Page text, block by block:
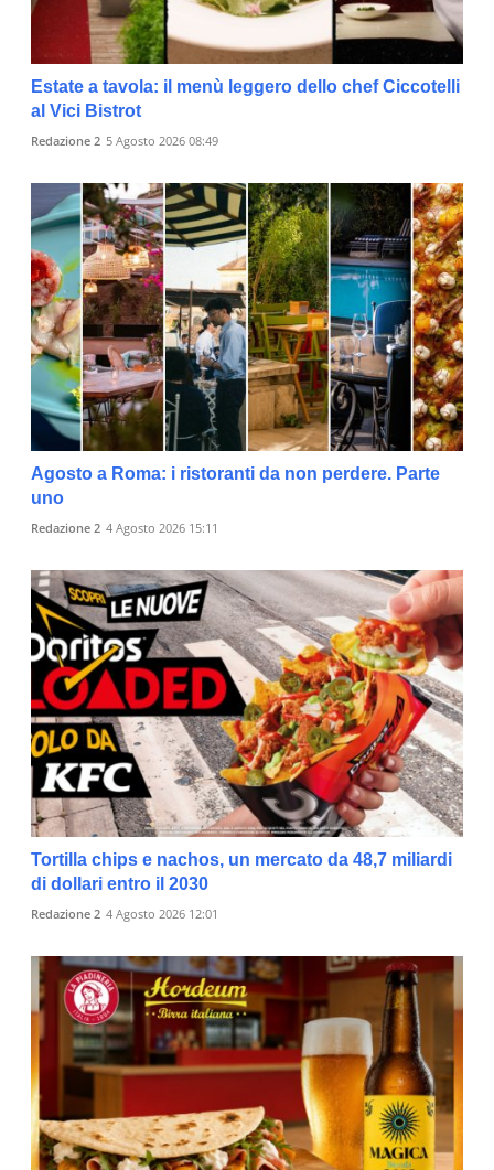
Estate a tavola: il menù leggero dello chef Ciccotelli
al Vici Bistrot
Redazione 2 5 Agosto 2026 08:49
Agosto a Roma: i ristoranti da non perdere. Parte
uno
Redazione 2 4 Agosto 2026 15:11
Tortilla chips e nachos, un mercato da 48,7 miliardi
di dollari entro il 2030
Redazione 2 4 Agosto 2026 12:01